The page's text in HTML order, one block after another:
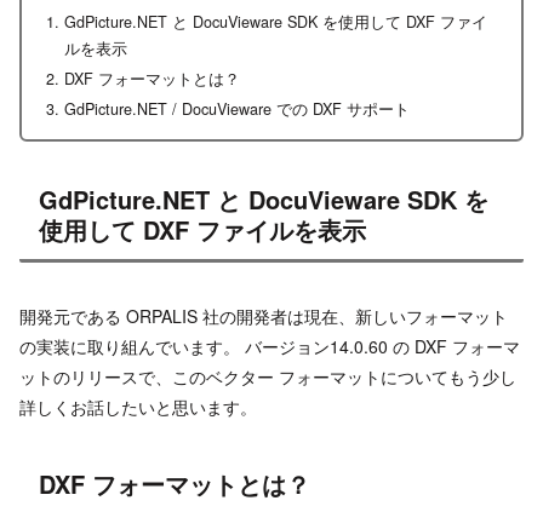
GdPicture.NET と DocuVieware SDK を使用して DXF ファイ
ルを表示
DXF フォーマットとは？
GdPicture.NET / DocuVieware での DXF サポート
GdPicture.NET と DocuVieware SDK を
使用して DXF ファイルを表示
開発元である ORPALIS 社の開発者は現在、新しいフォーマット
の実装に取り組んでいます。 バージョン14.0.60 の DXF フォーマ
ットのリリースで、このベクター フォーマットについてもう少し
詳しくお話したいと思います。
DXF フォーマットとは？